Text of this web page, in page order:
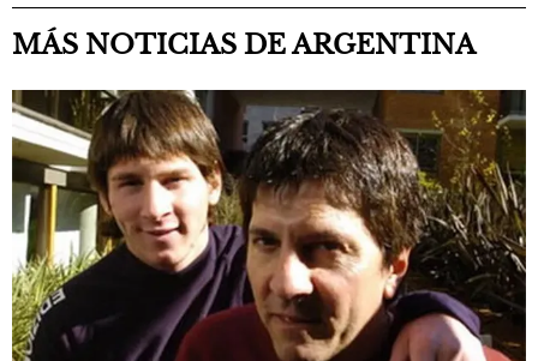
MÁS NOTICIAS DE ARGENTINA